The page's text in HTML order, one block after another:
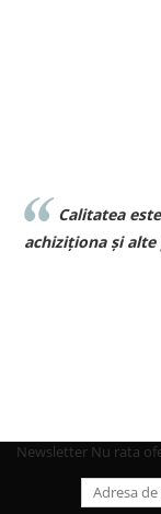
Calitatea
achiziționa și alte
Newsletter Nu rata